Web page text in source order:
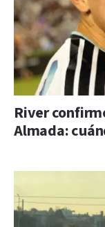
River
Almada: